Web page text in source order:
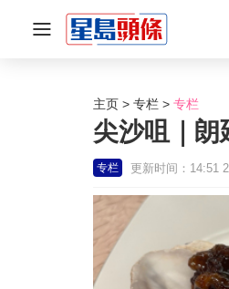
主页 专栏 专栏
尖沙咀｜
专栏 更新时间：14:51